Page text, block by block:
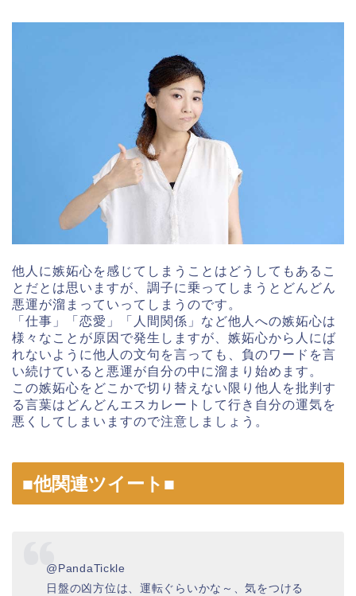
他人に嫉妬心を感じてしまうことはどうしてもあるこ
とだとは思いますが、調子に乗ってしまうとどんどん
悪運が溜まっていってしまうのです。
「仕事」「恋愛」「人間関係」など他人への嫉妬心は
様々なことが原因で発生しますが、嫉妬心から人にば
れないように他人の文句を言っても、負のワードを言
い続けていると悪運が自分の中に溜まり始めます。
この嫉妬心をどこかで切り替えない限り他人を批判す
る言葉はどんどんエスカレートして行き自分の運気を
悪くしてしまいますので注意しましょう。
■他関連ツイート■
@PandaTickle
日盤の凶方位は、運転ぐらいかな～、気をつける